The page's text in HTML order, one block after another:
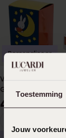
Toestemming
Jouw
Verzilverd
Geboorte Nijntje
42
Personaliseer
Huidige